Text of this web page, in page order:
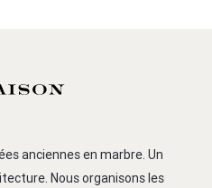
anciennes en marbre. Un
Nous organisons les